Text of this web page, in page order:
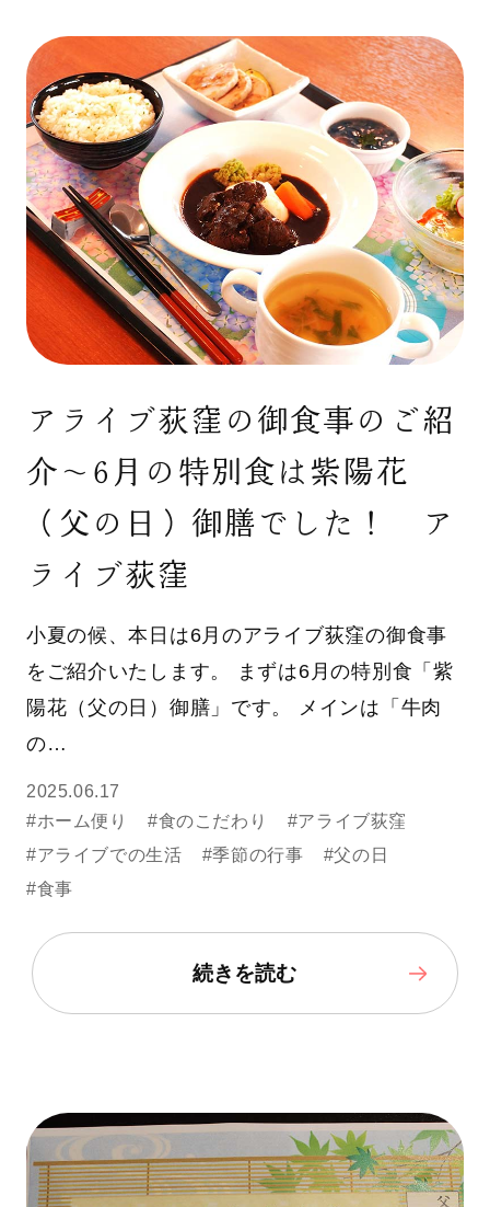
アライブ荻窪の御食事のご紹
介～6月の特別食は紫陽花
（父の日）御膳でした！ ア
ライブ荻窪
小夏の候、本日は6月のアライブ荻窪の御食事
をご紹介いたします。 まずは6月の特別食「紫
陽花（父の日）御膳」です。 メインは「牛肉
の…
2025.06.17
#ホーム便り
#食のこだわり
#アライブ荻窪
#アライブでの生活
#季節の行事
#父の日
#食事
続きを読む